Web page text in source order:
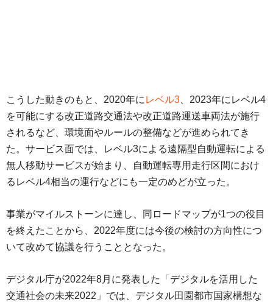
こうした動きのもと、2020年にレベル3、2023年にレベル4
を可能にする改正道路交通法や改正道路運送車両法が施行
されるなど、環境面やルールの整備などが進められてき
た。サービス面では、レベル3による遠隔型自動運転による
無人移動サービスが始まり、自動運転専用走行区間におけ
るレベル4相当の運行などにも一定のめどが立った。
事業がマイルストーンに達し、同ロードマップが1つの役目
を終えたことから、2022年度には今後の検討の方向性につ
いて改めて協議を行うこととなった。
デジタル庁が2022年8月に発表した「デジタルを活用した
交通社会の未来2022」では、デジタル田園都市国家構想な